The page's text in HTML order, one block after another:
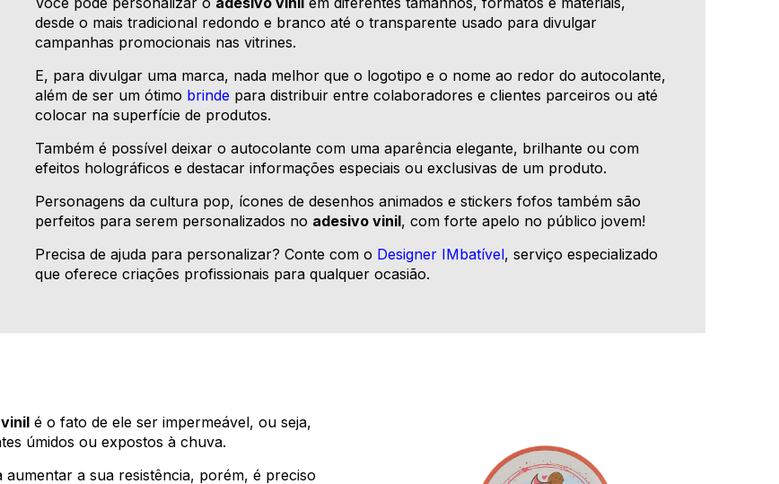
desde o mais tradicional redondo e branco até o transparente usado para divulgar
campanhas promocionais nas vitrines.
E, para divulgar uma marca, nada melhor que o logotipo e o nome ao redor do autocolante,
além de ser um ótimo brinde para distribuir entre colaboradores e clientes parceiros ou até
colocar na superfície de produtos.
Também é possível deixar o autocolante com uma aparência elegante, brilhante ou com
efeitos holográficos e destacar informações especiais ou exclusivas de um produto.
Personagens da cultura pop, ícones de desenhos animados e stickers fofos também são
perfeitos para serem personalizados no adesivo vinil, com forte apelo no público jovem!
Precisa de ajuda para personalizar? Conte com o Designer IMbatível, serviço especializado
que oferece criações profissionais para qualquer ocasião.
é o fato de ele ser impermeável, ou seja,
úmidos ou expostos à chuva.
a sua resistência, porém, é preciso